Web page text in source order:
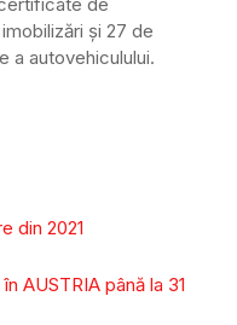
de
şi 27 de
a autovehiculului.
din 2021
AUSTRIA până la 31